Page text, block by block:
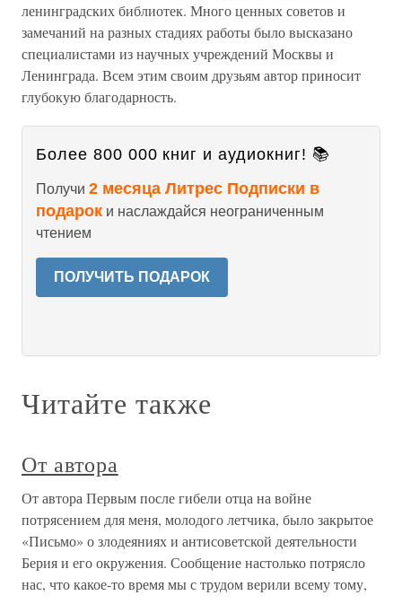
ленинградских библиотек. Много ценных советов и
замечаний на разных стадиях работы было высказано
специалистами из научных учреждений Москвы и
Ленинграда. Всем этим своим друзьям автор приносит
глубокую благодарность.
Более 800 000 книг и аудиокниг! 📚
Получи 2 месяца Литрес Подписки в
подарок и наслаждайся неограниченным
чтением
ПОЛУЧИТЬ ПОДАРОК
Читайте также
От автора
От автора Первым после гибели отца на войне
потрясением для меня, молодого летчика, было закрытое
«Письмо» о злодеяниях и антисоветской деятельности
Берия и его окружения. Сообщение настолько потрясло
нас, что какое-то время мы с трудом верили всему тому,